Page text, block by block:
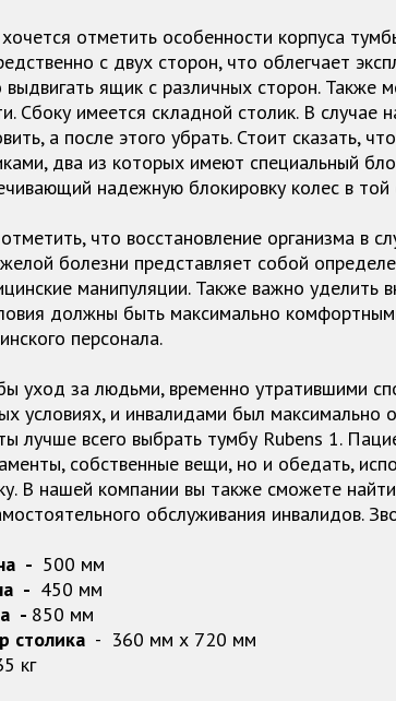
отметить особенности корпуса
с двух сторон, что облегчает
ящик с различных сторон. Также
Сбоку имеется складной столик. В случае
а после этого убрать. Стоит сказать,
два из которых имеют специальный
надежную блокировку колес в
что восстановление организма в
болезни представляет собой
манипуляции. Также важно уделить
должны быть максимально
персонала.
уход за людьми, временно утратившими
условиях, и инвалидами был максимально
лучше всего выбрать тумбу Rubens 1.
собственные вещи, но и обедать,
В нашей компании вы также сможете
обслуживания инвалидов.
- 500 мм
- 450 мм
- 850 мм
столика - 360 мм х 720 мм
кг